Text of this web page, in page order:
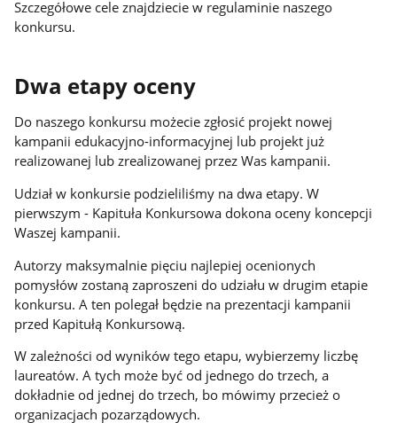
Szczegółowe cele znajdziecie w regulaminie naszego
konkursu.
Dwa etapy oceny
Do naszego konkursu możecie zgłosić projekt nowej
kampanii edukacyjno-informacyjnej lub projekt już
realizowanej lub zrealizowanej przez Was kampanii.
Udział w konkursie podzieliliśmy na dwa etapy. W
pierwszym - Kapituła Konkursowa dokona oceny koncepcji
Waszej kampanii.
Autorzy maksymalnie pięciu najlepiej ocenionych
pomysłów zostaną zaproszeni do udziału w drugim etapie
konkursu. A ten polegał będzie na prezentacji kampanii
przed Kapitułą Konkursową.
W zależności od wyników tego etapu, wybierzemy liczbę
laureatów. A tych może być od jednego do trzech, a
dokładnie od jednej do trzech, bo mówimy przecież o
organizacjach pozarządowych.